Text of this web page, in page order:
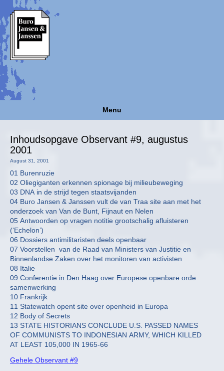
Menu
Inhoudsopgave Observant #9, augustus
2001
August 31, 2001
01 Burenruzie
02 Oliegiganten erkennen spionage bij milieubeweging
03 DNA in de strijd tegen staatsvijanden
04 Buro Jansen & Janssen vult de van Traa site aan met het
onderzoek van Van de Bunt, Fijnaut en Nelen
05 Antwoorden op vragen notitie grootschalig afluisteren
(‘Echelon’)
06 Dossiers antimilitaristen deels openbaar
07 Voorstellen van de Raad van Ministers van Justitie en
Binnenlandse Zaken over het monitoren van activisten
08 Italie
09 Conferentie in Den Haag over Europese openbare orde
samenwerking
10 Frankrijk
11 Statewatch opent site over openheid in Europa
12 Body of Secrets
13 STATE HISTORIANS CONCLUDE U.S. PASSED NAMES
OF COMMUNISTS TO INDONESIAN ARMY, WHICH KILLED
AT LEAST 105,000 IN 1965-66
Gehele Observant #9